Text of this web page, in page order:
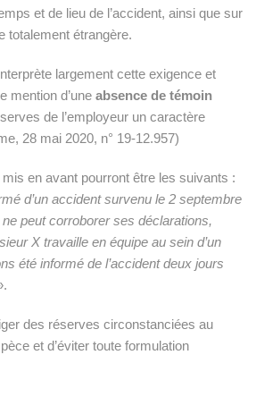
et de lieu de l’accident, ainsi que sur
totalement étrangère.
largement cette exigence et
mention d’une absence de témoin
de l’employeur un caractère
28 mai 2020, n° 19-12.957)
en avant pourront être les suivants :
d’un accident survenu le 2 septembre
peut corroborer ses déclarations,
X travaille en équipe au sein d’un
été informé de l’accident deux jours
des réserves circonstanciées au
et d’éviter toute formulation